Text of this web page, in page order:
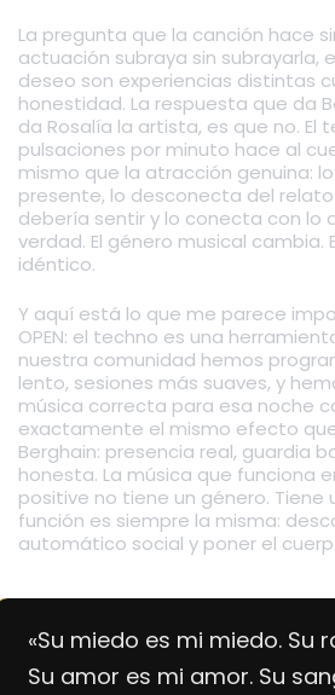
La pregunta que la canción hace
actuación subraya sin subrayarla,
deseo son experiencias distintas
honestidad. La respuesta que da
da Rosalía la artista, es que no. El
pulsaciones por minuto hace al
mismo que la atracción genuina:
presente, lo desconecta del
debería sentir y lo conecta con lo
verdad. El género musical cambia.
idéntico.
Y aquí está lo que me parece
OPEN: el techno es una
nuestra comunidad hemos
lento, sesiones más suaves, y
música correcta para esa noche
exactamente el mismo efecto
Berghain: presencia real, guardia
honesta. La música que funciona
positive no tiene un género. Tiene
función es siempre la misma:
automático social y poner el
«Su miedo es mi miedo. Su
Su amor es mi amor. Su